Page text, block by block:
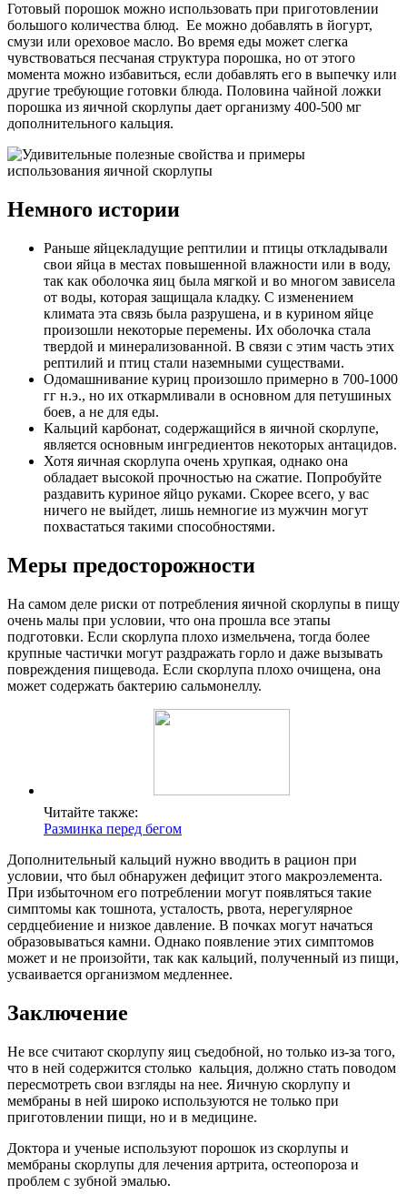
Готовый порошок можно использовать при приготовлении
большого количества блюд. Ее можно добавлять в йогурт,
смузи или ореховое масло. Во время еды может слегка
чувствоваться песчаная структура порошка, но от этого
момента можно избавиться, если добавлять его в выпечку или
другие требующие готовки блюда. Половина чайной ложки
порошка из яичной скорлупы дает организму 400-500 мг
дополнительного кальция.
Немного истории
Раньше яйцекладущие рептилии и птицы откладывали
свои яйца в местах повышенной влажности или в воду,
так как оболочка яиц была мягкой и во многом зависела
от воды, которая защищала кладку. С изменением
климата эта связь была разрушена, и в курином яйце
произошли некоторые перемены. Их оболочка стала
твердой и минерализованной. В связи с этим часть этих
рептилий и птиц стали наземными существами.
Одомашнивание куриц произошло примерно в 700-1000
гг н.э., но их откармливали в основном для петушиных
боев, а не для еды.
Кальций карбонат, содержащийся в яичной скорлупе,
является основным ингредиентов некоторых антацидов.
Хотя яичная скорлупа очень хрупкая, однако она
обладает высокой прочностью на сжатие. Попробуйте
раздавить куриное яйцо руками. Скорее всего, у вас
ничего не выйдет, лишь немногие из мужчин могут
похвастаться такими способностями.
Меры предосторожности
На самом деле риски от потребления яичной скорлупы в пищу
очень малы при условии, что она прошла все этапы
подготовки. Если скорлупа плохо измельчена, тогда более
крупные частички могут раздражать горло и даже вызывать
повреждения пищевода. Если скорлупа плохо очищена, она
может содержать бактерию сальмонеллу.
Читайте также:
Разминка перед бегом
Дополнительный кальций нужно вводить в рацион при
условии, что был обнаружен дефицит этого макроэлемента.
При избыточном его потреблении могут появляться такие
симптомы как тошнота, усталость, рвота, нерегулярное
сердцебиение и низкое давление. В почках могут начаться
образовываться камни. Однако появление этих симптомов
может и не произойти, так как кальций, полученный из пищи,
усваивается организмом медленнее.
Заключение
Не все считают скорлупу яиц съедобной, но только из-за того,
что в ней содержится столько кальция, должно стать поводом
пересмотреть свои взгляды на нее. Яичную скорлупу и
мембраны в ней широко используются не только при
приготовлении пищи, но и в медицине.
Доктора и ученые используют порошок из скорлупы и
мембраны скорлупы для лечения артрита, остеопороза и
проблем с зубной эмалью.